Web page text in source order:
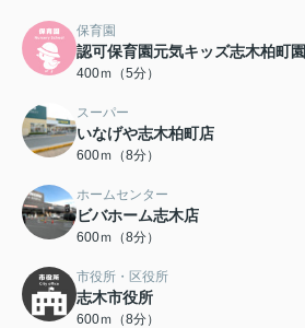
保育園
認可保育園元気キッズ志木柏町園
400ｍ（5分）
スーパー
いなげや志木柏町店
600ｍ（8分）
ホームセンター
ビバホーム志木店
600ｍ（8分）
市役所・区役所
志木市役所
600ｍ（8分）